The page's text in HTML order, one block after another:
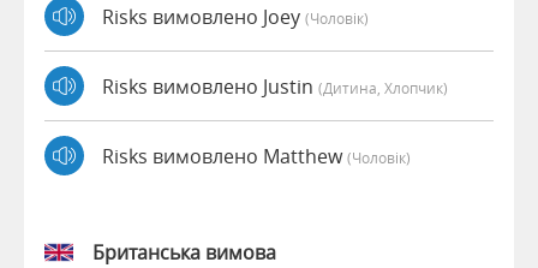
Risks вимовлено Joey (чоловік)
Risks вимовлено Justin (дитина, Хлопчик)
Risks вимовлено Matthew(чоловік)
Британська вимова